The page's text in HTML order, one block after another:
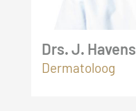
Drs. J. Havens
Dermatoloog